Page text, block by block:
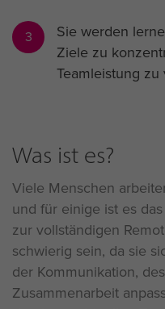
3
Sie werden
Ziele zu
Teamleistung zu
Was ist es?
Viele Menschen
und für einige ist es
zur vollständigen
schwierig sein, da sie
der Kommunikation,
Zusammenarbeit